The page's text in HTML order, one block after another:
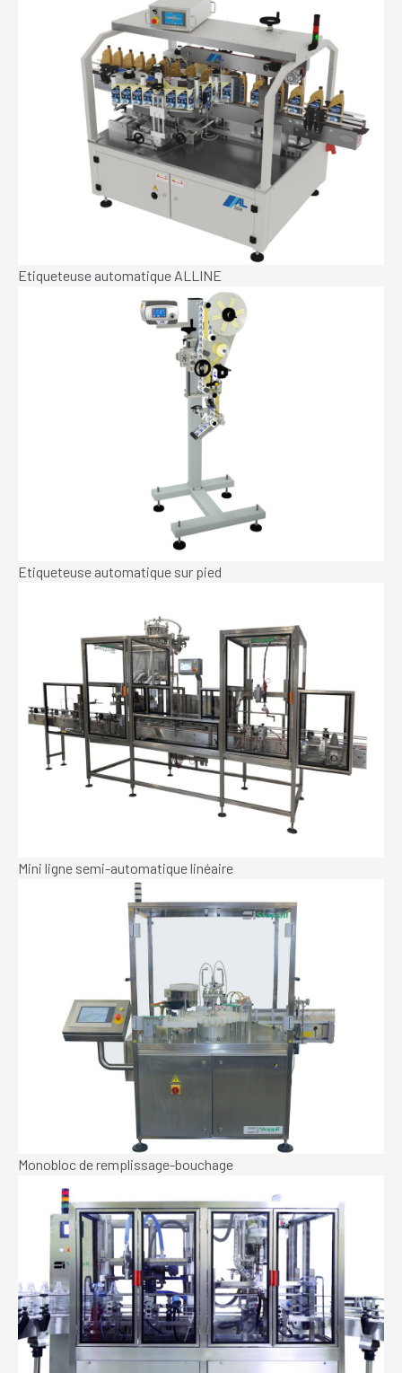
Etiqueteuse automatique ALLINE
Etiqueteuse automatique sur pied
Mini ligne semi-automatique linéaire
Monobloc de remplissage-bouchage